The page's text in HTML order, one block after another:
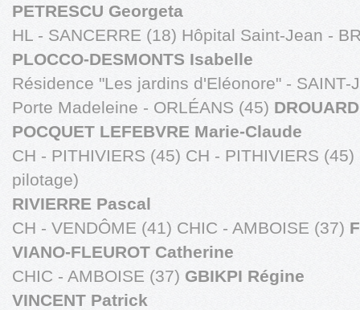
PETRESCU Georgeta
HL - SANCERRE (18) Hôpital Saint-Jean -
PLOCCO-DESMONTS Isabelle
Résidence "Les jardins d'Eléonore" - SAINT-
Porte Madeleine - ORLÉANS (45)
POCQUET LEFEBVRE Marie-Claude
CH - PITHIVIERS (45) CH - PITHIVIERS (45)
pilotage)
RIVIERRE Pascal
CH - VENDÔME (41) CHIC - AMBOISE (37)
VIANO-FLEUROT Catherine
CHIC - AMBOISE (37) GBIKPI Régine
VINCENT Patrick